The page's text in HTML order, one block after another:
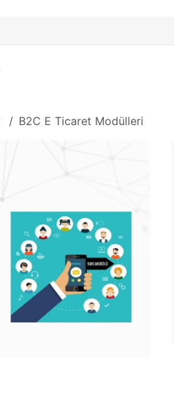
B2C E Ticaret Modülleri